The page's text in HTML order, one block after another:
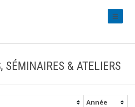
SÉMINAIRES & ATELIERS
Année